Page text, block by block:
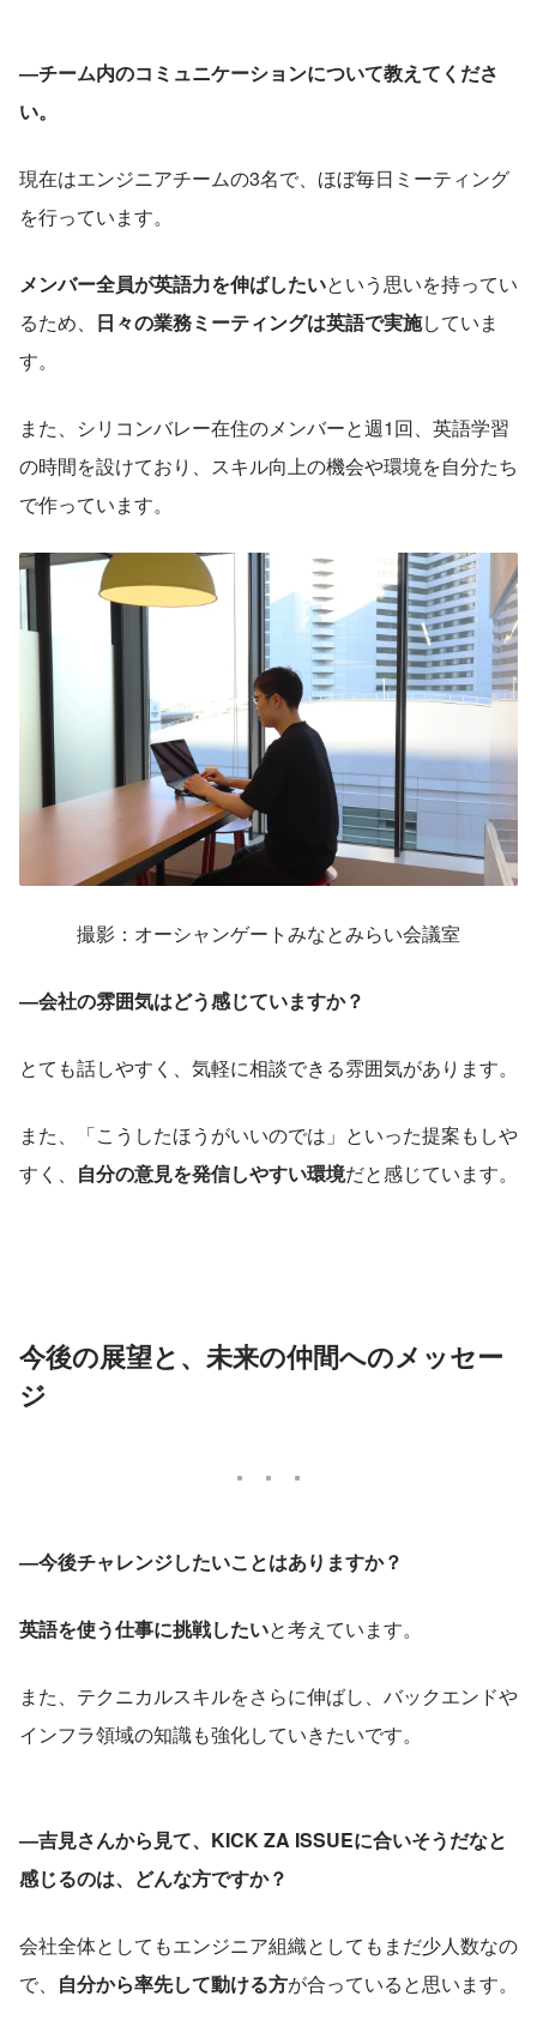
―チーム内のコミュニケーションについて教えてくださ
い。
現在はエンジニアチームの3名で、ほぼ毎日ミーティング
を行っています。
メンバー全員が英語力を伸ばしたいという思いを持ってい
るため、 日々の業務ミーティングは英語で実施していま
す。
また、シリコンバレー在住のメンバーと週1回、英語学習
の時間を設けており、スキル向上の機会や環境を自分たち
で作っています。
撮影：オーシャンゲートみなとみらい会議室
―会社の雰囲気はどう感じていますか？
とても話しやすく、気軽に相談できる雰囲気があります。
また、「こうしたほうがいいのでは」といった提案もしや
すく、 自分の意見を発信しやすい環境だと感じています。
今後の展望と、未来の仲間へのメッセー
ジ
―今後チャレンジしたいことはありますか？
英語を使う仕事に挑戦したいと考えています。
また、テクニカルスキルをさらに伸ばし、バックエンドや
インフラ領域の知識も強化していきたいです。
―吉見さんから見て、KICK ZA ISSUEに合いそうだなと
感じるのは、どんな方ですか？
会社全体としてもエンジニア組織としてもまだ少人数なの
で、 自分から率先して動ける方が合っていると思います。